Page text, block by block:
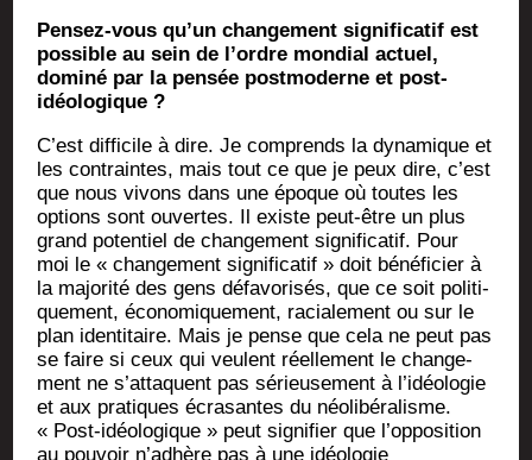
Pen­sez-vous qu’un chan­ge­ment signi­fi­ca­tif est
pos­sible au sein de l’ordre mon­dial actuel,
domi­né par la pen­sée post­mo­derne et post-
idéologique ?
C’est dif­fi­cile à dire. Je com­prends la dyna­mique et
les contraintes, mais tout ce que je peux dire, c’est
que nous vivons dans une époque où toutes les
options sont ouvertes. Il existe peut-être un plus
grand poten­tiel de chan­ge­ment signi­fi­ca­tif. Pour
moi le « chan­ge­ment signi­fi­ca­tif » doit béné­fi­cier à
la majo­ri­té des gens défa­vo­ri­sés, que ce soit poli­ti­
que­ment, éco­no­mi­que­ment, racia­le­ment ou sur le
plan iden­ti­taire. Mais je pense que cela ne peut pas
se faire si ceux qui veulent réel­le­ment le chan­ge­
ment ne s’attaquent pas sérieu­se­ment à l’idéologie
et aux pra­tiques écra­santes du néo­li­bé­ra­lisme.
« Post-idéo­lo­gique » peut signi­fier que l’opposition
au pou­voir n’adhère pas à une idéo­lo­gie